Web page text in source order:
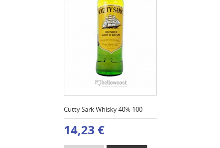
Cutty Sark Whisky 40% 100
14,23 €